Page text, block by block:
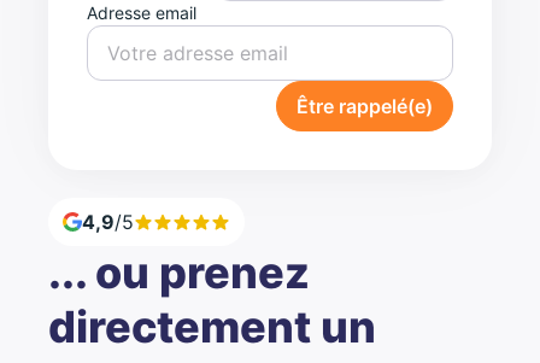
Adresse email
Être rappelé(e)
4,9/5
... ou prenez
directement un